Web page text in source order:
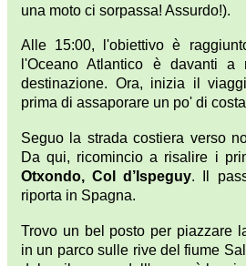
una moto ci sorpassa! Assurdo!).
Alle 15:00, l'obiettivo è
l'Oceano Atlantico è davanti
destinazione. Ora, inizia il
prima di assaporare un po' di
Seguo la strada costiera verso
Da qui, ricomincio a risalire i
Otxondo, Col d’Ispeguy. Il
riporta in Spagna.
Trovo un bel posto per piazzare
in un parco sulle rive del fiume